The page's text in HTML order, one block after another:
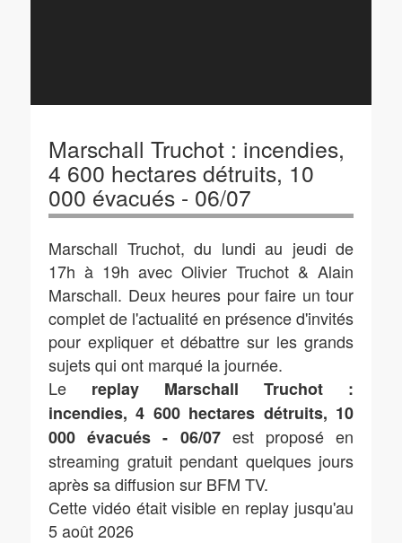
Marschall Truchot : incendies,
4 600 hectares détruits, 10
000 évacués - 06/07
Marschall Truchot, du lundi au jeudi de
17h à 19h avec Olivier Truchot & Alain
Marschall. Deux heures pour faire un tour
complet de l'actualité en présence d'invités
pour expliquer et débattre sur les grands
sujets qui ont marqué la journée.
Le replay Marschall Truchot :
incendies, 4 600 hectares détruits, 10
000 évacués - 06/07est proposé en
streaming gratuit pendant quelques jours
après sa diffusion sur BFM TV.
Cette vidéo était visible en replay jusqu'au
5 août 2026